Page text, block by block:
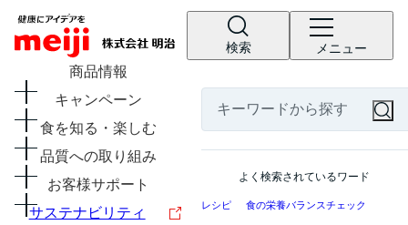
検索 メニュー
商品情報
キャンペーン
食を知る・楽しむ
品質への取り組み
お客様サポート
サステナビリティ
よく検索されているワード
レシピ 食の栄養バランスチェック